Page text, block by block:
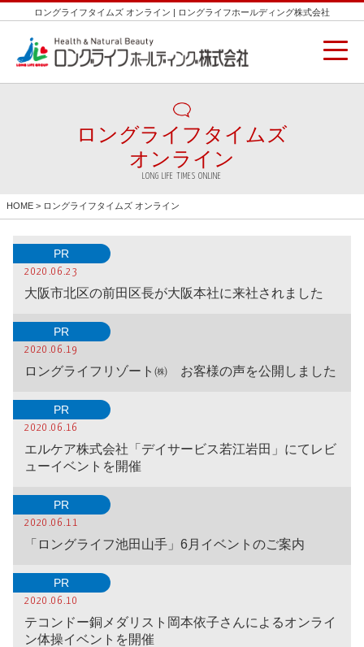
ロングライフタイムズ オンライン | ロングライフホールディング株式会社
ロングライフタイムズ
オンライン
LONG LIFE TIMES ONLINE
HOME > ロングライフタイムズ オンライン
PR
2020.06.23
大阪市北区の前田区長が大阪本社に来社されました
PR
2020.06.19
ロングライフリゾート㈱ お客様の声を公開しました
PR
2020.06.16
エルケア株式会社「デイサービス若江岩田」にてレビ
ューイベントを開催
PR
2020.06.11
「ロングライフ池田山手」6月イベントのご案内
PR
2020.06.10
テコンドー銅メダリスト岡本依子さんによるオンライ
ン体操イベントを開催